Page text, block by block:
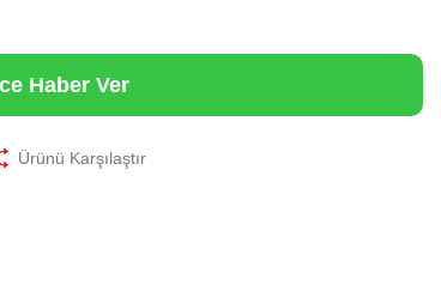
Haber Ver
Ürünü Karşılaştır